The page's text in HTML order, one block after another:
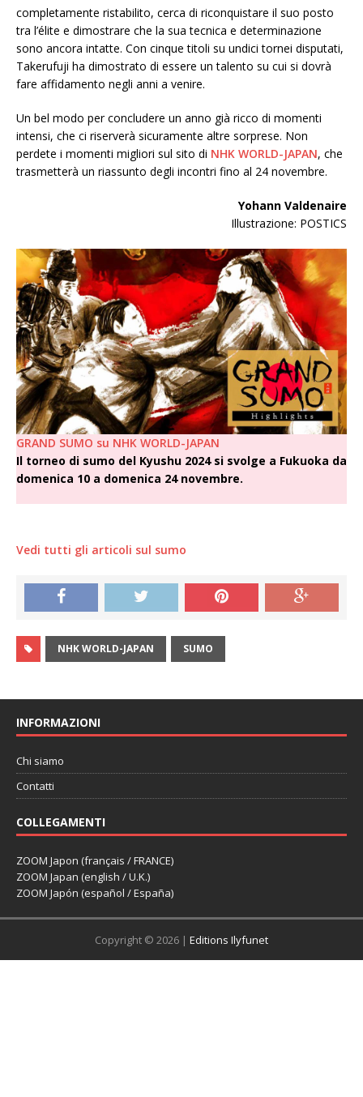
completamente ristabilito, cerca di riconquistare il suo posto
tra l’élite e dimostrare che la sua tecnica e determinazione
sono ancora intatte. Con cinque titoli su undici tornei disputati,
Takerufuji ha dimostrato di essere un talento su cui si dovrà
fare affidamento negli anni a venire.
Un bel modo per concludere un anno già ricco di momenti
intensi, che ci riserverà sicuramente altre sorprese. Non
perdete i momenti migliori sul sito di NHK WORLD-JAPAN, che
trasmetterà un riassunto degli incontri fino al 24 novembre.
Yohann Valdenaire
Illustrazione: POSTICS
GRAND SUMO su NHK WORLD-JAPAN
Il torneo di sumo del Kyushu 2024 si svolge a Fukuoka da
domenica 10 a domenica 24 novembre.
Vedi tutti gli articoli sul sumo
NHK WORLD-JAPAN SUMO
INFORMAZIONI
Chi siamo
Contatti
COLLEGAMENTI
ZOOM Japon (français / FRANCE)
ZOOM Japan (english / U.K.)
ZOOM Japón (español / España)
Copyright © 2026 | Editions Ilyfunet